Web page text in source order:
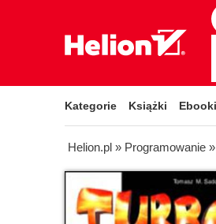
Kategorie Książki Ebooki
Helion.pl » Programowanie »